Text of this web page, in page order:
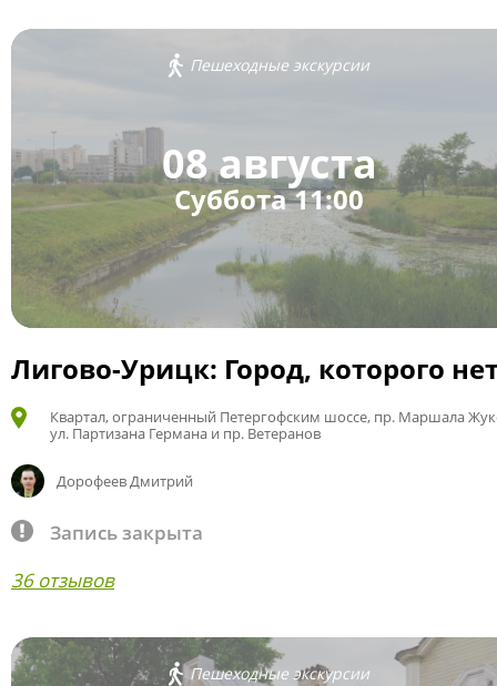
Пешеходные экскурсии
08 августа
Суббота 11:00
Лигово-Урицк: Город, которого
Квартал, ограниченный Петергофским шоссе, пр. Маршала
ул. Партизана Германа и пр. Ветеранов
Дорофеев Дмитрий
Запись закрыта
36 отзывов
Пешеходные экскурсии